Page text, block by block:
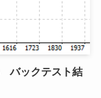
バックテスト結